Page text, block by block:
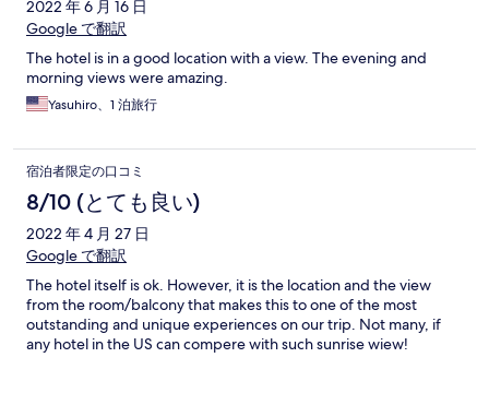
2022 年 6 月 16 日
Google で翻訳
The hotel is in a good location with a view. The evening and
morning views were amazing.
Yasuhiro、1 泊旅行
宿泊者限定の口コミ
8/10 (とても良い)
2022 年 4 月 27 日
Google で翻訳
The hotel itself is ok. However, it is the location and the view
from the room/balcony that makes this to one of the most
outstanding and unique experiences on our trip. Not many, if
any hotel in the US can compere with such sunrise wiew!